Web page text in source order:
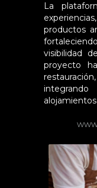
La
productos
visibilidad
proyecto